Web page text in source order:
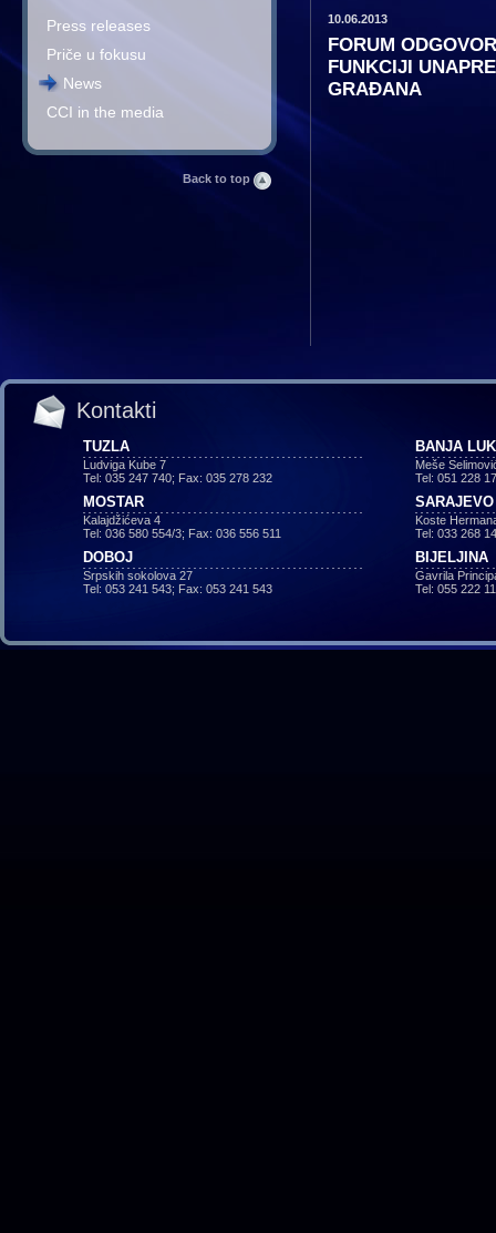
Press releases
Priče u fokusu
News
CCI in the media
Back to top
10.06.2013
FORUM
FUNKCIJI
GRAĐANA
Kontakti
TUZLA
Ludviga Kube 7
Tel: 035 247 740; Fax: 035 278 232
MOSTAR
Kalajdžićeva 4
Tel: 036 580 554/3; Fax: 036 556 511
DOBOJ
Srpskih sokolova 27
Tel: 053 241 543; Fax: 053 241 543
BANJA
Meše
Tel: 051 228
SARAJEVO
Koste
Tel: 033 268
BIJELJINA
Gavrila
Tel: 055 222